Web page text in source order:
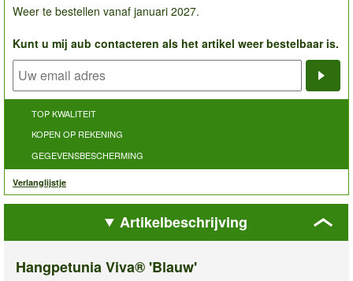
Weer te bestellen vanaf januari 2027.
Kunt u mij aub contacteren als het artikel weer bestelbaar is.
TOP KWALITEIT
KOPEN OP REKENING
GEGEVENSBESCHERMING
Verlanglijstje
Artikelbeschrijving
Hangpetunia Viva® 'Blauw'